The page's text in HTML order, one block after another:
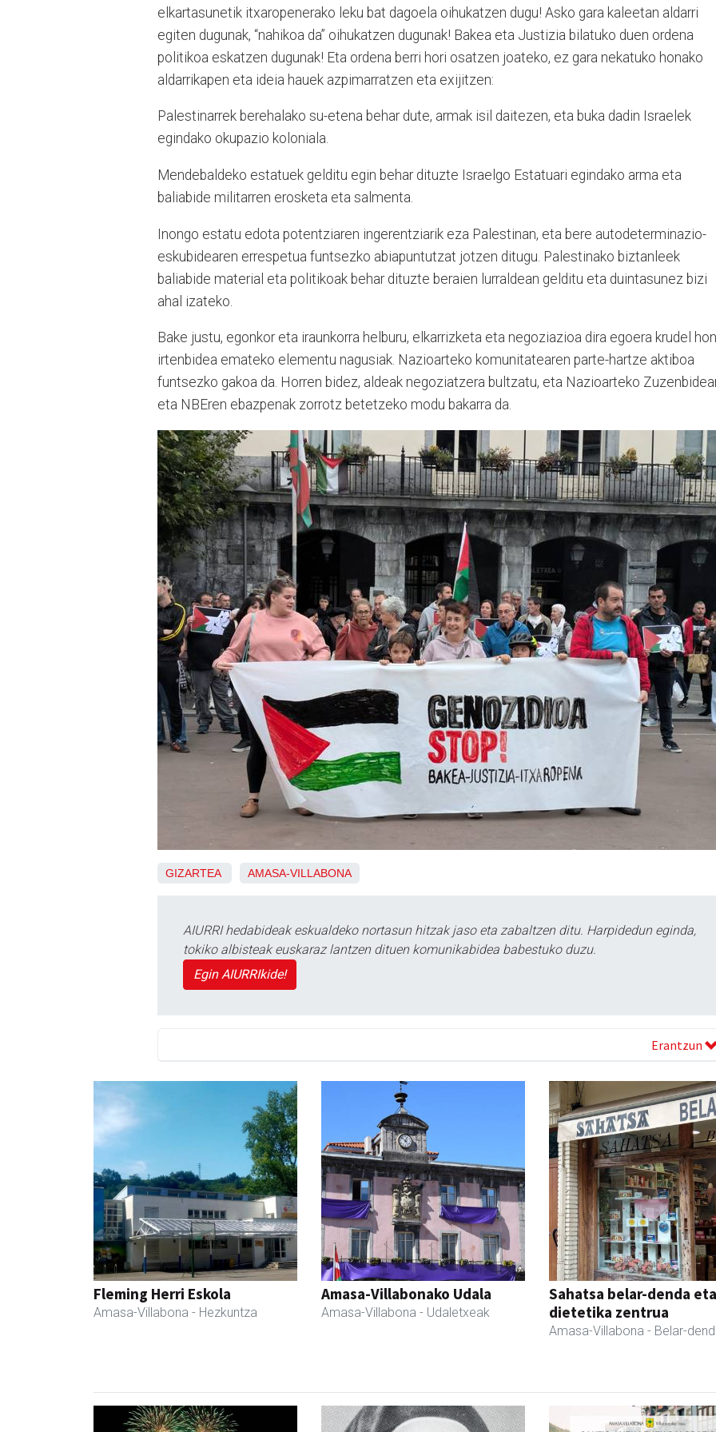
elkartasunetik itxaropenerako leku bat dagoela oihukatzen dugu! Asko gara kaleetan aldarri
egiten dugunak, “nahikoa da” oihukatzen dugunak! Bakea eta Justizia bilatuko duen ordena
politikoa eskatzen dugunak! Eta ordena berri hori osatzen joateko, ez gara nekatuko honako
aldarrikapen eta ideia hauek azpimarratzen eta exijitzen:
Palestinarrek berehalako su-etena behar dute, armak isil daitezen, eta buka dadin Israelek
egindako okupazio koloniala.
Mendebaldeko estatuek gelditu egin behar dituzte Israelgo Estatuari egindako arma eta
baliabide militarren erosketa eta salmenta.
Inongo estatu edota potentziaren ingerentziarik eza Palestinan, eta bere autodeterminazio-
eskubidearen errespetua funtsezko abiapuntutzat jotzen ditugu. Palestinako biztanleek
baliabide material eta politikoak behar dituzte beraien lurraldean gelditu eta duintasunez bizi
ahal izateko.
Bake justu, egonkor eta iraunkorra helburu, elkarrizketa eta negoziazioa dira egoera krudel
irtenbidea emateko elementu nagusiak. Nazioarteko komunitatearen parte-hartze aktiboa
funtsezko gakoa da. Horren bidez, aldeak negoziatzera bultzatu, eta Nazioarteko
eta NBEren ebazpenak zorrotz betetzeko modu bakarra da.
GIZARTEA AMASA-VILLABONA
AIURRI hedabideak eskualdeko nortasun hitzak jaso eta zabaltzen ditu. Harpidedun eginda,
tokiko albisteak euskaraz lantzen dituen komunikabidea babestuko duzu.
Egin AIURRIkide!
Erantzun
Fleming Herri Eskola
Amasa-Villabona - Hezkuntza
Amasa-Villabonako Udala
Amasa-Villabona - Udaletxeak
Sahatsa belar-denda eta
dietetika zentrua
Amasa-Villabona - Belar-